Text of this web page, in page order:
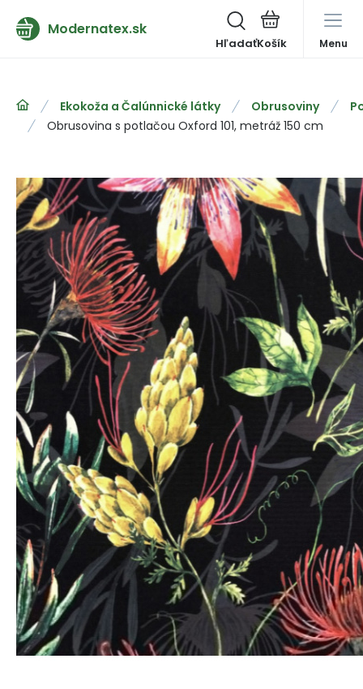
Modernatex.sk
Hľadať Menu
Ekokoža a Čalúnnické látky Obrusoviny
Obrusovina s potlačou Oxford 101, metráž 150 cm